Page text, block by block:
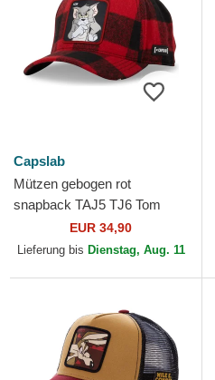
Capslab
Mützen gebogen rot
snapback TAJ5 TJ6 Tom
Looney Tunes von Capslab
EUR 34,90
Lieferung bis Dienstag, Aug. 11